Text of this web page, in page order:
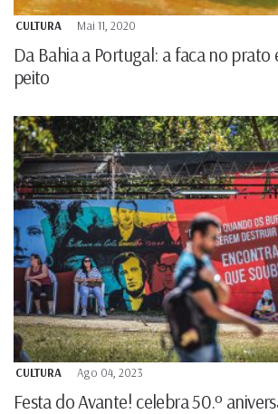
CULTURA Mai 11, 2020
Da Bahia a Portugal: a faca no prato
peito
CULTURA Ago 04, 2023
Festa do Avante! celebra 50.º